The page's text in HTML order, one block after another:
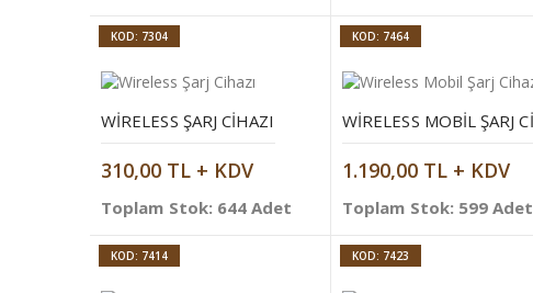
KOD: 7304
WIRELESS ŞARJ CIHAZI
310,00 TL + KDV
Toplam Stok: 644 Adet
KOD: 7464
1.190,00 TL + KDV
Toplam Stok: 599 Adet
KOD: 7414 KOD: 7423